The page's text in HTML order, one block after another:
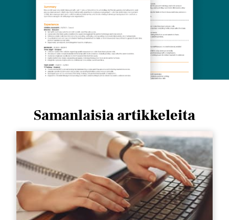
Samanlaisia ​​artikkeleita